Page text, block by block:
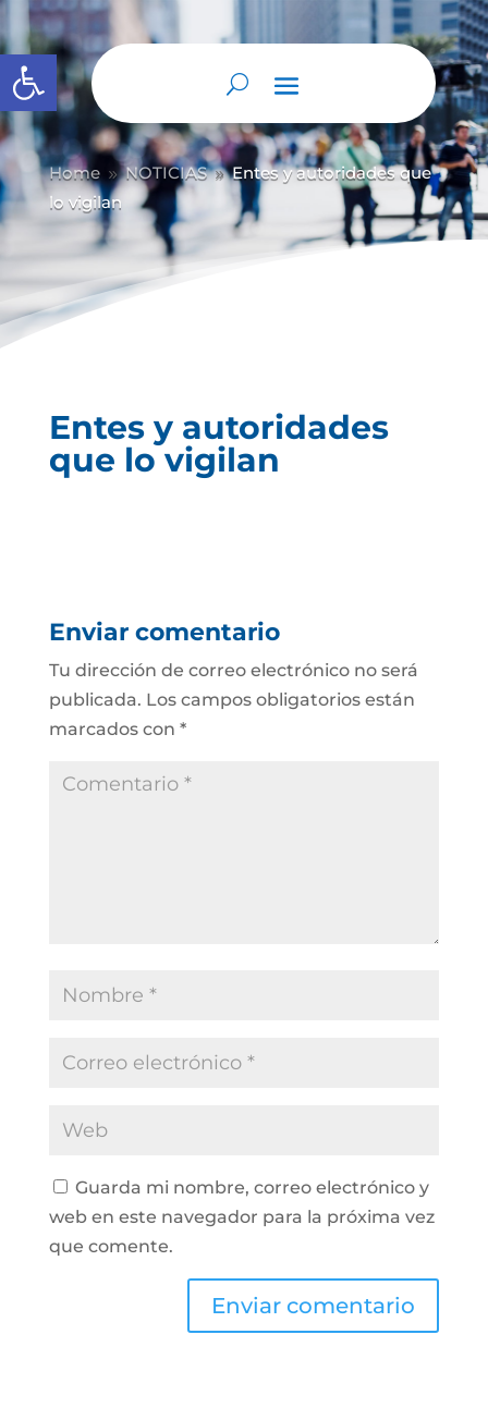
Abrir barra de herramientas
Home 9 NOTICIAS 9 Entes y autoridades que
lo vigilan
Entes y autoridades
que lo vigilan
Enviar comentario
Tu dirección de correo electrónico no será
publicada. Los campos obligatorios están
marcados con *
Guarda mi nombre, correo electrónico y
web en este navegador para la próxima vez
que comente.